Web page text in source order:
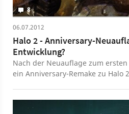
8
06.07.2012
Halo 2 - Anniversary-
Entwicklung?
Nach der Neuauflage zum
ein Anniversary-Remake zu Halo